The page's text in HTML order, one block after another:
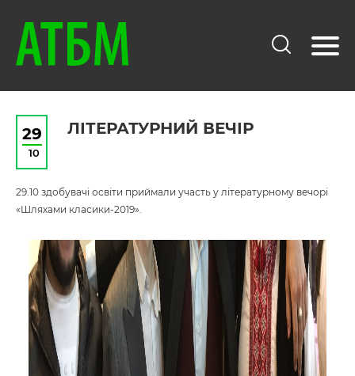
29
10
ЛІТЕРАТУРНИЙ ВЕЧІР
29.10 здобувачі освіти приймали участь у літературному вечорі
«Шляхами класики-2019».